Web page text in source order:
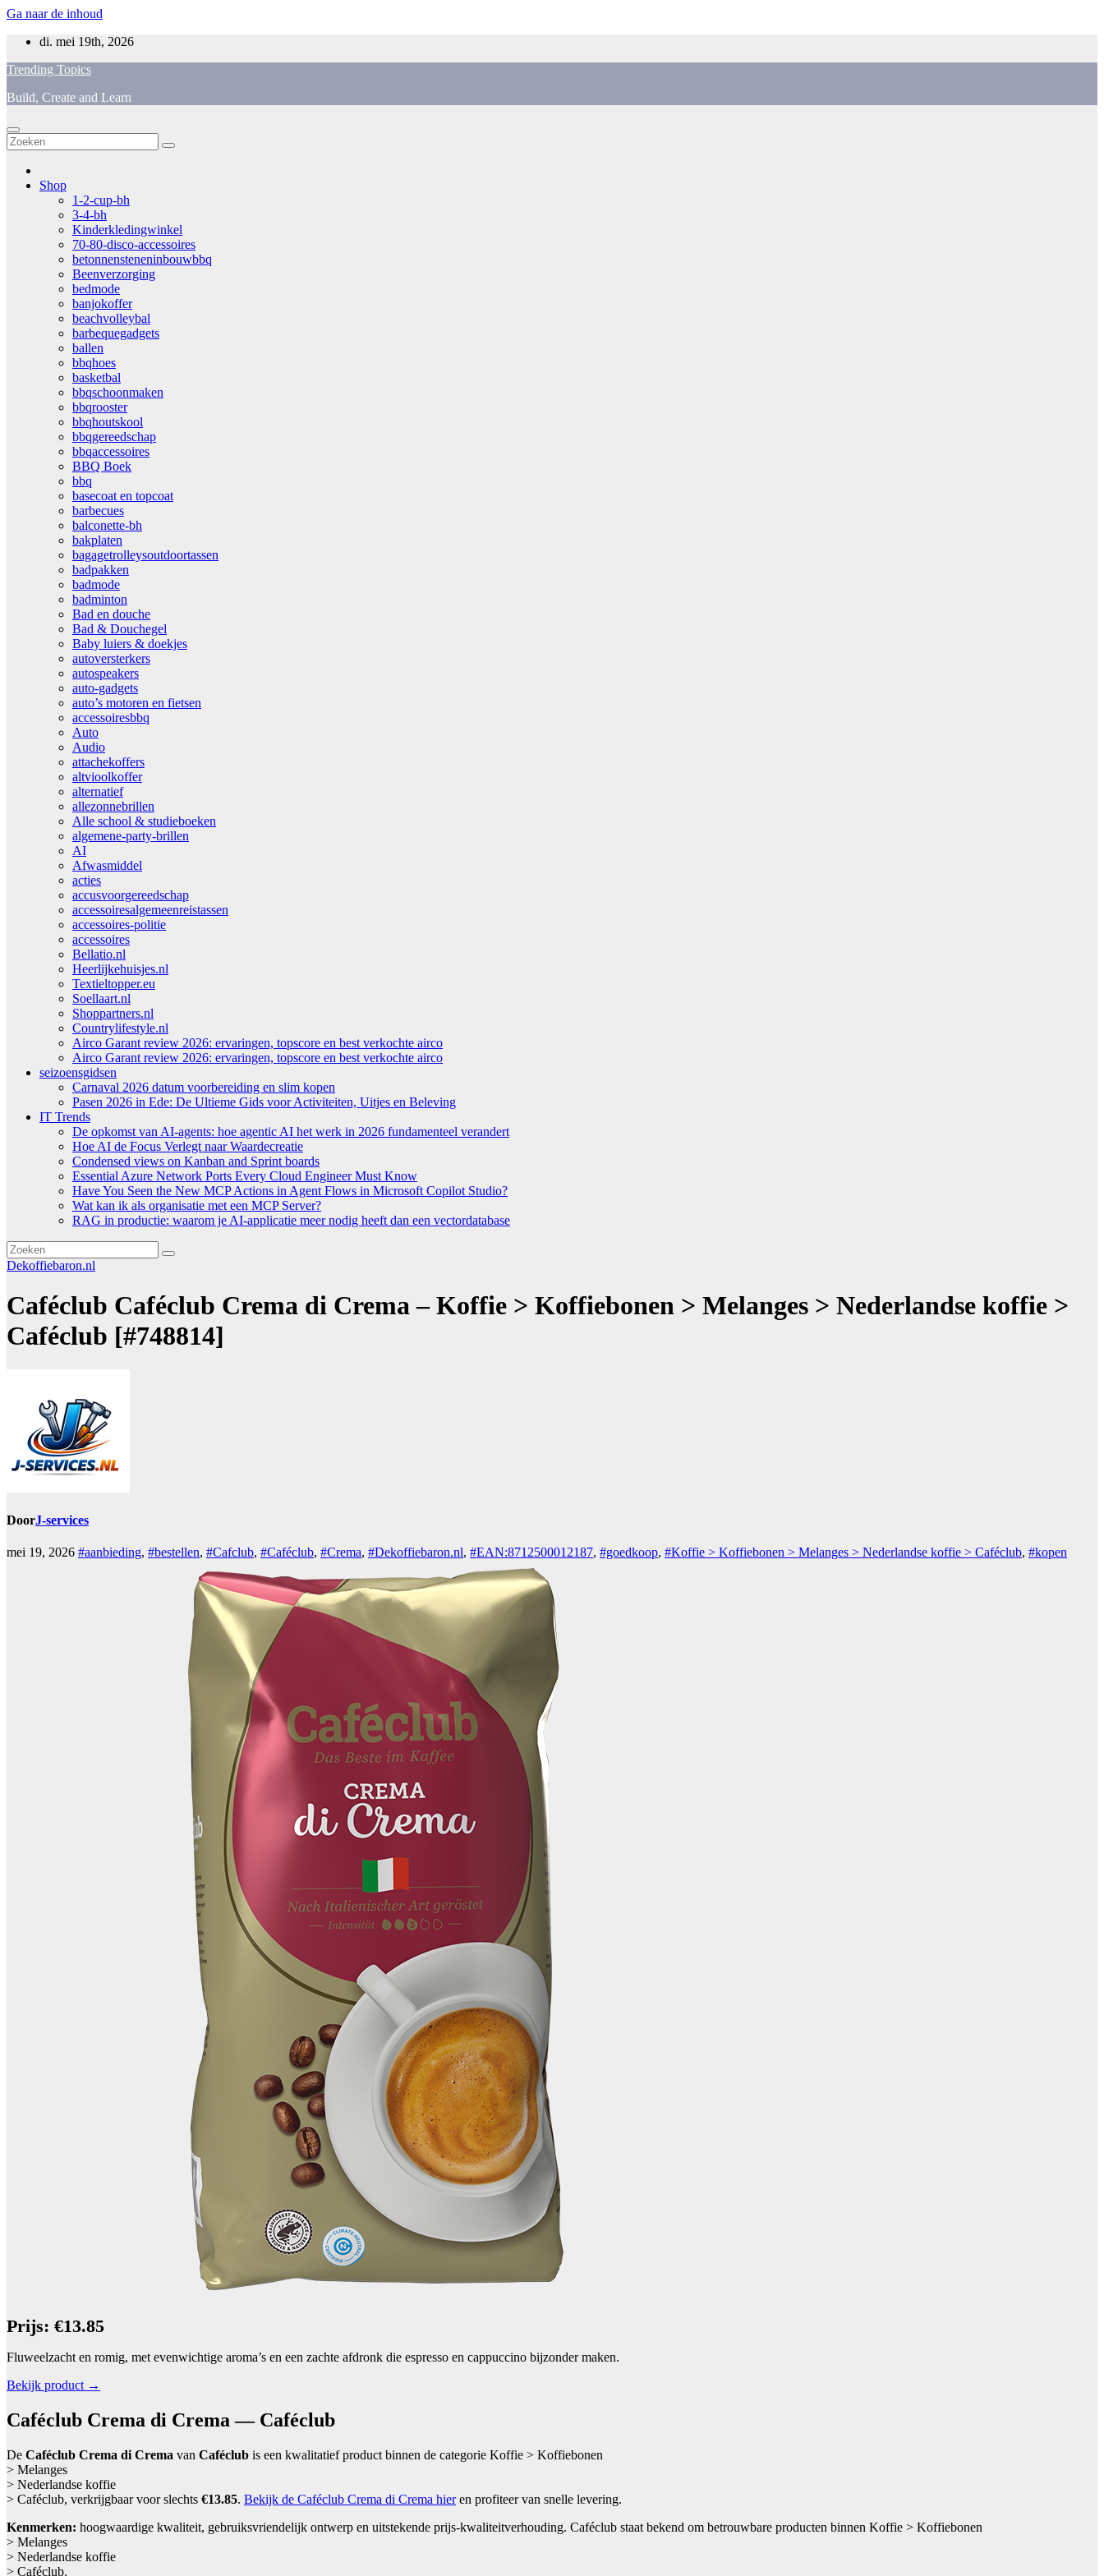
Ga naar de inhoud
di. mei 19th, 2026
Trending Topics
Build, Create and Learn
Shop
1-2-cup-bh
3-4-bh
Kinderkledingwinkel
70-80-disco-accessoires
betonnensteneninbouwbbq
Beenverzorging
bedmode
banjokoffer
beachvolleybal
barbequegadgets
ballen
bbqhoes
basketbal
bbqschoonmaken
bbqrooster
bbqhoutskool
bbqgereedschap
bbqaccessoires
BBQ Boek
bbq
basecoat en topcoat
barbecues
balconette-bh
bakplaten
bagagetrolleysoutdoortassen
badpakken
badmode
badminton
Bad en douche
Bad & Douchegel
Baby luiers & doekjes
autoversterkers
autospeakers
auto-gadgets
auto’s motoren en fietsen
accessoiresbbq
Auto
Audio
attachekoffers
altvioolkoffer
alternatief
allezonnebrillen
Alle school & studieboeken
algemene-party-brillen
AI
Afwasmiddel
acties
accusvoorgereedschap
accessoiresalgemeenreistassen
accessoires-politie
accessoires
Bellatio.nl
Heerlijkehuisjes.nl
Textieltopper.eu
Soellaart.nl
Shoppartners.nl
Countrylifestyle.nl
Airco Garant review 2026: ervaringen, topscore en best verkochte airco
Airco Garant review 2026: ervaringen, topscore en best verkochte airco
seizoensgidsen
Carnaval 2026 datum voorbereiding en slim kopen
Pasen 2026 in Ede: De Ultieme Gids voor Activiteiten, Uitjes en Beleving
IT Trends
De opkomst van AI-agents: hoe agentic AI het werk in 2026 fundamenteel verandert
Hoe AI de Focus Verlegt naar Waardecreatie
Condensed views on Kanban and Sprint boards
Essential Azure Network Ports Every Cloud Engineer Must Know
Have You Seen the New MCP Actions in Agent Flows in Microsoft Copilot Studio?
Wat kan ik als organisatie met een MCP Server?
RAG in productie: waarom je AI-applicatie meer nodig heeft dan een vectordatabase
Dekoffiebaron.nl
Caféclub Caféclub Crema di Crema – Koffie > Koffiebonen > Melanges > Nederlandse koffie >
Caféclub [#748814]
DoorJ-services
mei 19, 2026 #aanbieding, #bestellen, #Cafclub, #Caféclub, #Crema, #Dekoffiebaron.nl, #EAN:8712500012187, #goedkoop, #Koffie > Koffiebonen > Melanges > Nederlandse koffie > Caféclub, #kopen
Prijs: €13.85
Fluweelzacht en romig, met evenwichtige aroma’s en een zachte afdronk die espresso en cappuccino bijzonder maken.
Bekijk product →
Caféclub Crema di Crema — Caféclub
De Caféclub Crema di Crema van Caféclub is een kwalitatief product binnen de categorie Koffie > Koffiebonen
> Melanges
> Nederlandse koffie
> Caféclub, verkrijgbaar voor slechts €13.85. Bekijk de Caféclub Crema di Crema hieren profiteer van snelle levering.
Kenmerken: hoogwaardige kwaliteit, gebruiksvriendelijk ontwerp en uitstekende prijs-kwaliteitverhouding. Caféclub staat bekend om betrouwbare producten binnen Koffie > Koffiebonen
> Melanges
> Nederlandse koffie
> Caféclub.